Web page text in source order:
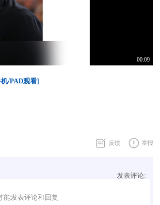
00:09
/PAD观看]
反馈 举报
发表评论:
能发表评论和回复